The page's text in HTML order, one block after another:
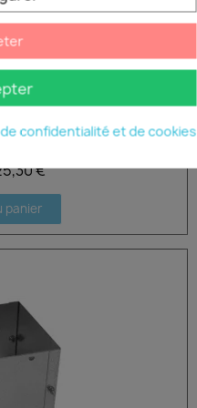
€
panier
confidentialité et de cookies